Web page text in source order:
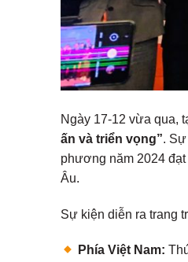
Ngày 17-12 vừa qua,
ấn và triển vọng”.
phương năm 2024
Âu.
Sự kiện diễn ra trang
Phía Việt Nam: